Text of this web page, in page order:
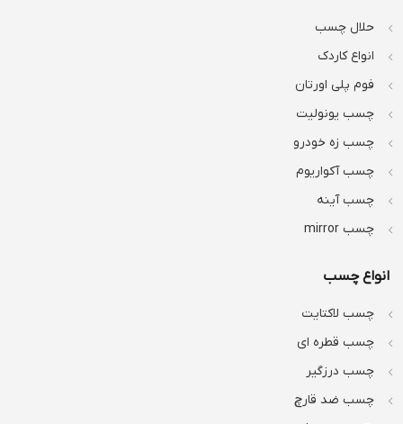
حلال چسب
انواع کاردک
فوم پلی اورتان
چسب یونولیت
چسب زه خودرو
چسب آکواریوم
چسب آینه
چسب mirror
انواع چسب
چسب لاکتایت
چسب قطره ای
چسب درزگیر
چسب ضد قارچ